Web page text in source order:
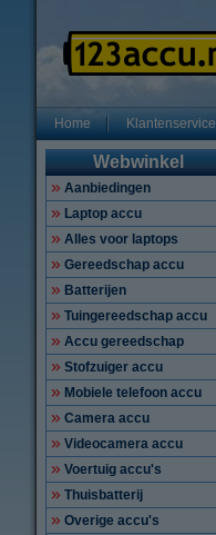
Home Klantenservice
Webwinkel
Aanbiedingen
Laptop accu
Alles voor laptops
Gereedschap accu
Batterijen
Tuingereedschap accu
Accu gereedschap
Stofzuiger accu
Mobiele telefoon accu
Camera accu
Videocamera accu
Voertuig accu's
Thuisbatterij
Overige accu's